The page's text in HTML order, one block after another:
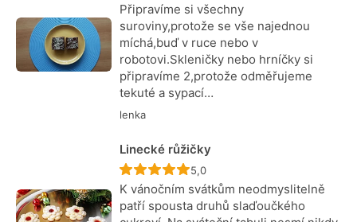
Připravíme si všechny
suroviny,protože se vše najednou
míchá,buď v ruce nebo v
robotovi.Skleničky nebo hrníčky si
připravíme 2,protože odměřujeme
tekuté a sypací…
lenka
Linecké růžičky
Recept ještě nebyl hodnocen
5,0
K vánočním svátkům neodmyslitelně
patří spousta druhů slaďoučkého